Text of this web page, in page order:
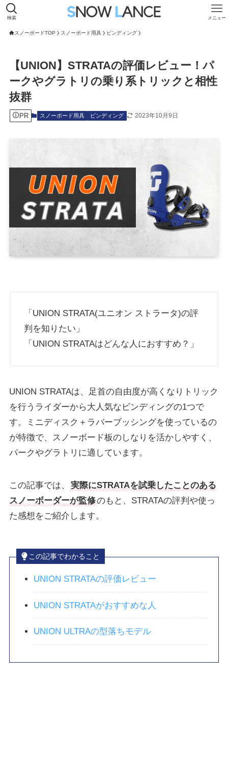
検索 メニュー
スノーボードTOP スノーボード用具 ビンディング
【UNION】STRATAの評価レビュー！パ
ークやグラトリの乗り系トリックと相性
抜群
PR スノーボード用具 ビンディング 2023年10月9日
「UNION STRATA(ユニオン ストラータ)の評
判を知りたい」
「UNION STRATAはどんな人におすすめ？」
UNION STRATAは、足首の自由度が高くなりトリック
を行うライダーから大人気なビンディングの1つで
す。ミニディスク＋ラバーブッシングを使っているの
が特徴で、スノーボード板のしなりを活かしやすく、
パークやグラトリに適しています。
この記事では、
実際にSTRATAを試乗したことのある
スノーボーダーが監修のもと、STRATAの評判や使っ
た感想をご紹介します。
この記事でわかること
UNION STRATAの評価レビュー
UNION STRATAがおすすめな人
UNION ULTRAの型落ちモデル